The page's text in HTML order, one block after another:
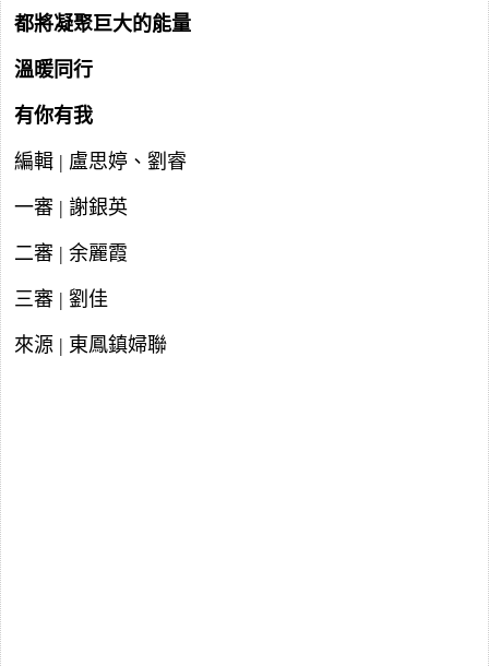
都將凝聚巨大的能量
溫暖同行
有你有我
編輯 | 盧思婷、劉睿
一審 | 謝銀英
二審 | 余麗霞
三審 | 劉佳
來源 | 東鳳鎮婦聯